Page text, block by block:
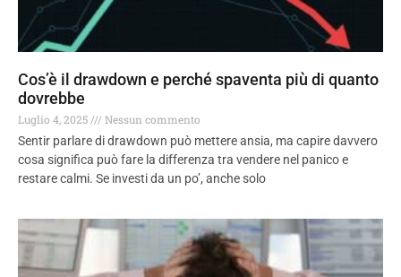
Cos’è il drawdown e perché spaventa più di quanto
dovrebbe
Luglio 4, 2025
Nessun commento
Sentir parlare di drawdown può mettere ansia, ma capire davvero
cosa significa può fare la differenza tra vendere nel panico e
restare calmi. Se investi da un po’, anche solo